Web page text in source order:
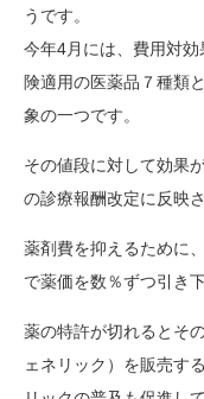
うです。
今年4月には、費用対
険適用の医薬品７種類
象の一つです。
その値段に対して効果
の診療報酬改定に反映
薬剤費を抑えるために
で薬価を数％ずつ引き
薬の特許が切れるとそ
ェネリック）を販売す